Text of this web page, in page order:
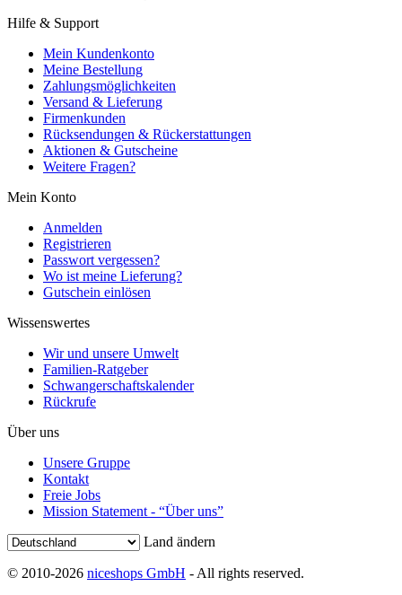
Hilfe & Support
Mein Kundenkonto
Meine Bestellung
Zahlungsmöglichkeiten
Versand & Lieferung
Firmenkunden
Rücksendungen & Rückerstattungen
Aktionen & Gutscheine
Weitere Fragen?
Mein Konto
Anmelden
Registrieren
Passwort vergessen?
Wo ist meine Lieferung?
Gutschein einlösen
Wissenswertes
Wir und unsere Umwelt
Familien-Ratgeber
Schwangerschaftskalender
Rückrufe
Über uns
Unsere Gruppe
Kontakt
Freie Jobs
Mission Statement - “Über uns”
Land ändern
© 2010-2026 niceshops GmbH - All rights reserved.